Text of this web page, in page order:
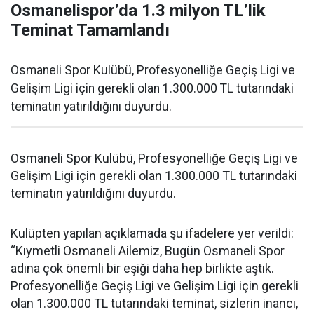
Osmanelispor’da 1.3 milyon TL’lik
Teminat Tamamlandı
Osmaneli Spor Kulübü, Profesyonelliğe Geçiş Ligi ve
Gelişim Ligi için gerekli olan 1.300.000 TL tutarındaki
teminatın yatırıldığını duyurdu.
Osmaneli Spor Kulübü, Profesyonelliğe Geçiş Ligi ve
Gelişim Ligi için gerekli olan 1.300.000 TL tutarındaki
teminatın yatırıldığını duyurdu.
Kulüpten yapılan açıklamada şu ifadelere yer verildi:
“Kıymetli Osmaneli Ailemiz, Bugün Osmaneli Spor
adına çok önemli bir eşiği daha hep birlikte aştık.
Profesyonelliğe Geçiş Ligi ve Gelişim Ligi için gerekli
olan 1.300.000 TL tutarındaki teminat, sizlerin inancı,